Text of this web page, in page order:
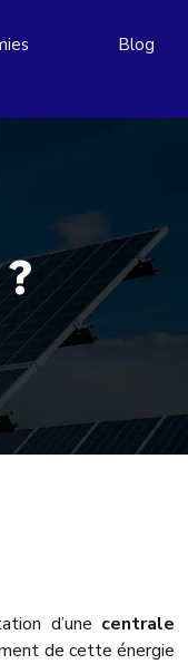
Blog
d’une centrale
de cette énergie